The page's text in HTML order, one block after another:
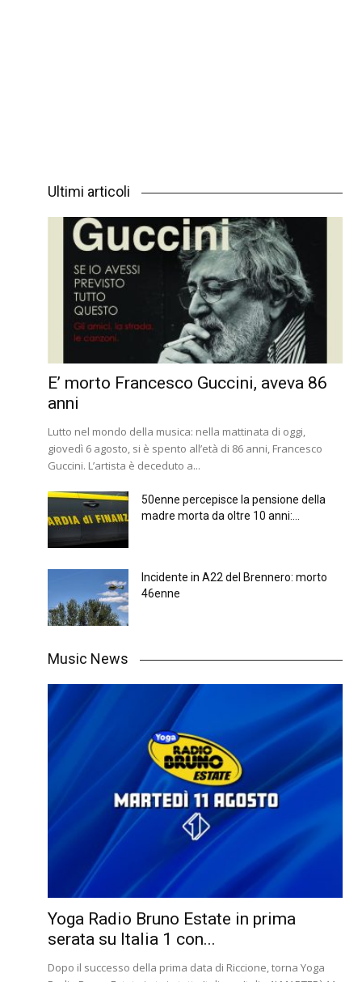
Ultimi articoli
E’ morto Francesco Guccini, aveva 86
anni
Lutto nel mondo della musica: nella mattinata di oggi,
giovedì 6 agosto, si è spento all’età di 86 anni, Francesco
Guccini. L’artista è deceduto a...
50enne percepisce la pensione della
madre morta da oltre 10 anni:...
Incidente in A22 del Brennero: morto
46enne
Music News
Yoga Radio Bruno Estate in prima
serata su Italia 1 con...
Dopo il successo della prima data di Riccione, torna Yoga